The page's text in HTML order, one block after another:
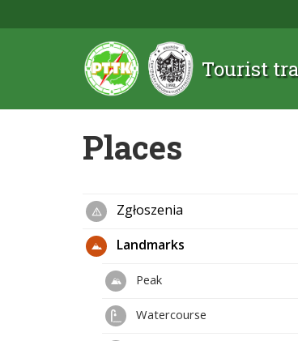
Tourist
Places
Zgłoszenia
Landmarks
Peak
Watercourse